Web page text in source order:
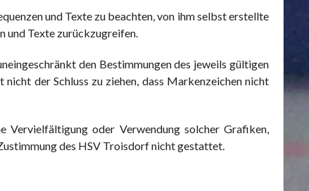
und Texte zu beachten, von ihm selbst erstellte
und Texte zurückzugreifen.
den Bestimmungen des jeweils gültigen
der Schluss zu ziehen, dass Markenzeichen nicht
oder Verwendung solcher Grafiken,
des HSV Troisdorf nicht gestattet.